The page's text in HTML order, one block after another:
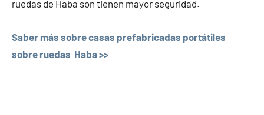
ruedas de Haba son tienen mayor seguridad.
Saber más sobre casas prefabricadas portátiles
sobre ruedas Haba >>